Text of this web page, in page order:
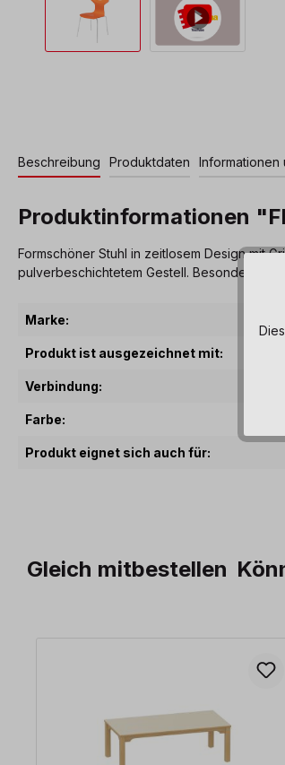
Beschreibung Produktdaten Informationen
Produktinformationen
Formschöner Stuhl in zeitlosem Design mit
pulverbeschichtetem Gestell. Besonders
Marke:
Produkt ist ausgezeichnet mit:
Verbindung:
Farbe:
Produkt eignet sich auch für:
Gleich mitbestellen